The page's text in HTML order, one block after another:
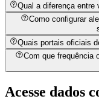
Qual a diferença entre
Como configurar
Quais portais oficiais
Com que frequência
Acesse dados